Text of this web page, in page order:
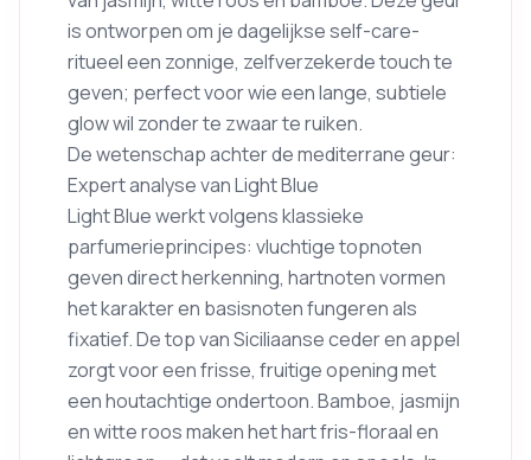
is ontworpen om je dagelijkse self-care-
ritueel een zonnige, zelfverzekerde touch te
geven; perfect voor wie een lange, subtiele
glow wil zonder te zwaar te ruiken.
De wetenschap achter de mediterrane geur:
Expert analyse van Light Blue
Light Blue werkt volgens klassieke
parfumerieprincipes: vluchtige topnoten
geven direct herkenning, hartnoten vormen
het karakter en basisnoten fungeren als
fixatief. De top van Siciliaanse ceder en appel
zorgt voor een frisse, fruitige opening met
een houtachtige ondertoon. Bamboe, jasmijn
en witte roos maken het hart fris-floraal en